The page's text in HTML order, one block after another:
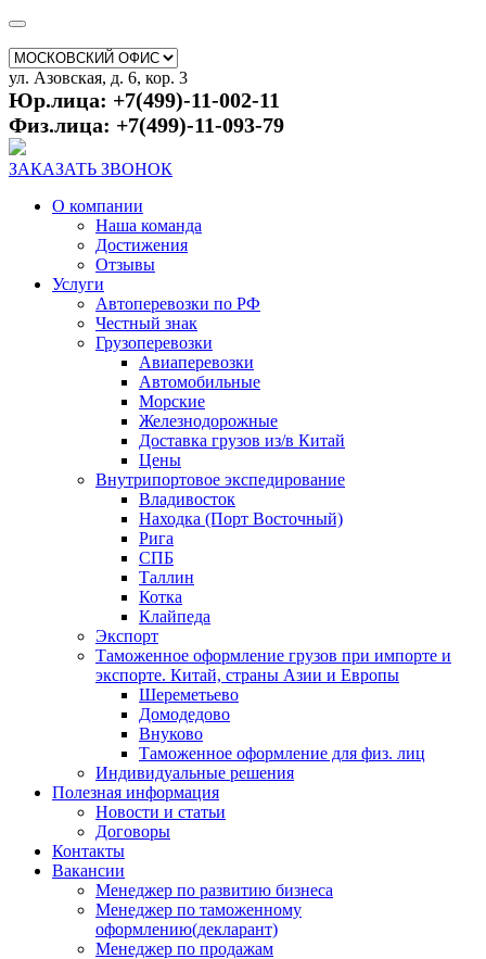
ул. Азовская, д. 6, кор. 3
Юр.лица: +7(499)-11-002-11
Физ.лица: +7(499)-11-093-79
ЗАКАЗАТЬ ЗВОНОК
О компании
Наша команда
Достижения
Отзывы
Услуги
Автоперевозки по РФ
Честный знак
Грузоперевозки
Авиаперевозки
Автомобильные
Морские
Железнодорожные
Доставка грузов из/в Китай
Цены
Внутрипортовое экспедирование
Владивосток
Находка (Порт Восточный)
Рига
СПБ
Таллин
Котка
Клайпеда
Экспорт
Таможенное оформление грузов при импорте и
экспорте. Китай, страны Азии и Европы
Шереметьево
Домодедово
Внуково
Таможенное оформление для физ. лиц
Индивидуальные решения
Полезная информация
Новости и статьи
Договоры
Контакты
Вакансии
Менеджер по развитию бизнеса
Менеджер по таможенному
оформлению(декларант)
Менеджер по продажам